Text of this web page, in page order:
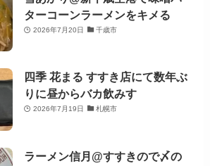
ターコーンラーメンをキメる
2026年7月20日 千歳市
四季 花まる すすき店にて数年ぶ
りに昼からバカ飲みす
2026年7月19日 札幌市
ラーメン信月@すすきので〆の